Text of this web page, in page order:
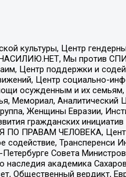
культуры, Центр
НАСИЛИЮ.НЕТ, Мы против
Центр поддержки и
Центр социально-
осужденным и их
Мемориал,
Женщины Евразии,
гражданских инициатив
ПО ПРАВАМ ЧЕЛОВЕКА,
содействие, Трансперенси
Совета
академика
Общественный вердикт,